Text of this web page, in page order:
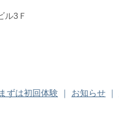
ル3Ｆ
まずは初回体験 ｜ お知らせ ｜